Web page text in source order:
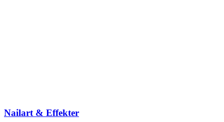
Nailart & Effekter